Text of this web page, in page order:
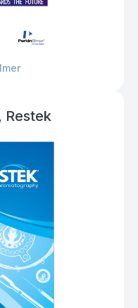
Restek